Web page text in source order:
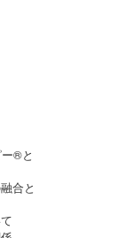
®と
合と